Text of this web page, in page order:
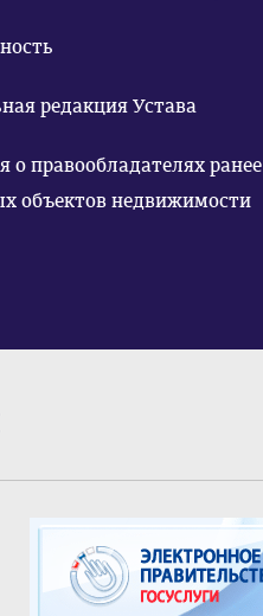
редакция Устава
о правообладателях ранее
объектов недвижимости